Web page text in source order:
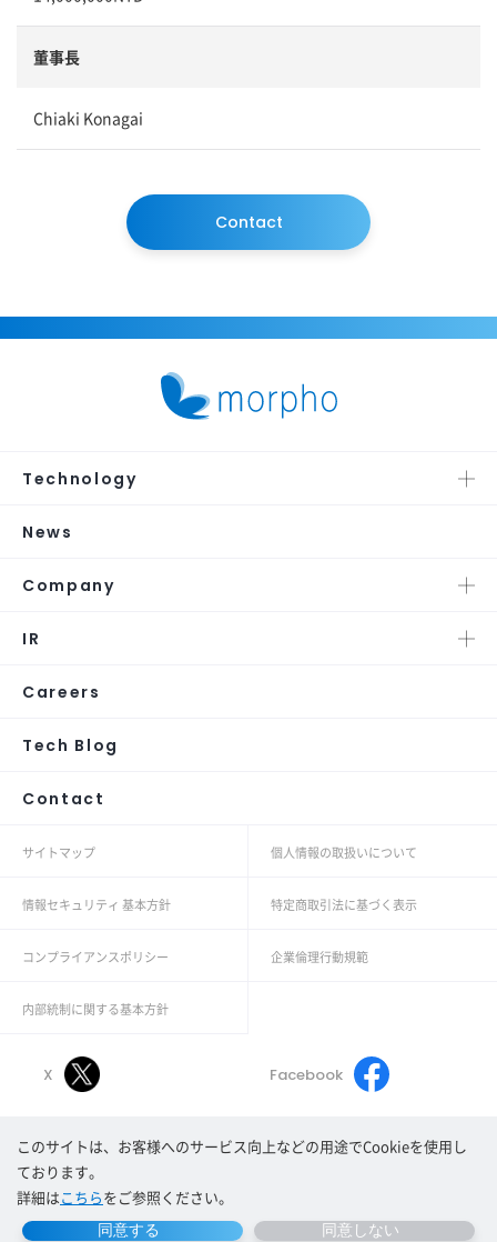
このサイトは、お客様へのサービス向上などの用途でCookieを使用し
ております。
詳細はこちらをご参照ください。
同意する 同意しない
董事長
Chiaki Konagai
Contact
Technology
News
Company
IR
Careers
Tech Blog
Contact
サイトマップ 個人情報の取扱いについて
情報セキュリティ 基本方針 特定商取引法に基づく表示
コンプライアンスポリシー 企業倫理行動規範
内部統制に関する基本方針
X Facebook
Linkedin Youtube
Copyright© Morpho, Inc. All rights reserved.